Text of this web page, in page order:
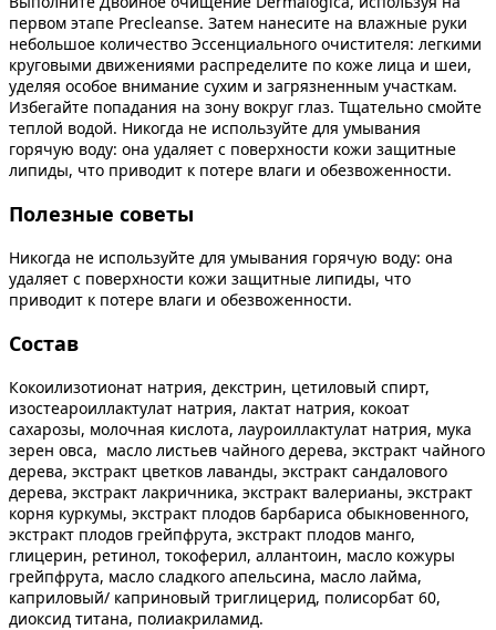
первом этапе Preсleanse. Затем нанесите на влажные руки
небольшое количество Эссенциального очистителя: легкими
круговыми движениями распределите по коже лица и шеи,
уделяя особое внимание сухим и загрязненным участкам.
Избегайте попадания на зону вокруг глаз. Тщательно смойте
теплой водой. Никогда не используйте для умывания
горячую воду: она удаляет с поверхности кожи защитные
липиды, что приводит к потере влаги и обезвоженности.
Полезные советы
Никогда не используйте для умывания горячую воду: она
удаляет с поверхности кожи защитные липиды, что
приводит к потере влаги и обезвоженности.
Состав
Кокоилизотионат натрия, декстрин, цетиловый спирт,
изостеароиллактулат натрия, лактат натрия, кокоат
сахарозы, молочная кислота, лауроиллактулат натрия, мука
зерен овса, масло листьев чайного дерева, экстракт чайного
дерева, экстракт цветков лаванды, экстракт сандалового
дерева, экстракт лакричника, экстракт валерианы, экстракт
корня куркумы, экстракт плодов барбариса обыкновенного,
экстракт плодов грейпфрута, экстракт плодов манго,
глицерин, ретинол, токоферил, аллантоин, масло кожуры
грейпфрута, масло сладкого апельсина, масло лайма,
каприловый/ каприновый триглицерид, полисорбат 60,
диоксид титана, полиакриламид.